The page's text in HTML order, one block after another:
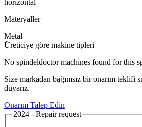
horizontal
Materyaller
Metal
Üreticiye göre makine tipleri
No spindeldoctor machines found for this
Size markadan bağımsız bir onarım teklifi
duyarız.
Onarım Talep Edin
2024 - Repair request